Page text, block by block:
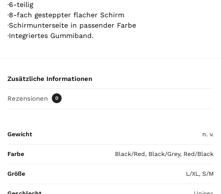
k
e
l
.
r
o
l
s
0
·6-teilig
·8-fach gesteppter flacher Schirm
·Schirmunterseite in passender Farbe
·Integriertes Gummiband.
Zusätzliche Informationen
Rezensionen 0
Gewicht n. v.
Farbe Black/Red, Black/Grey, Red/Black
Größe L/XL, S/M